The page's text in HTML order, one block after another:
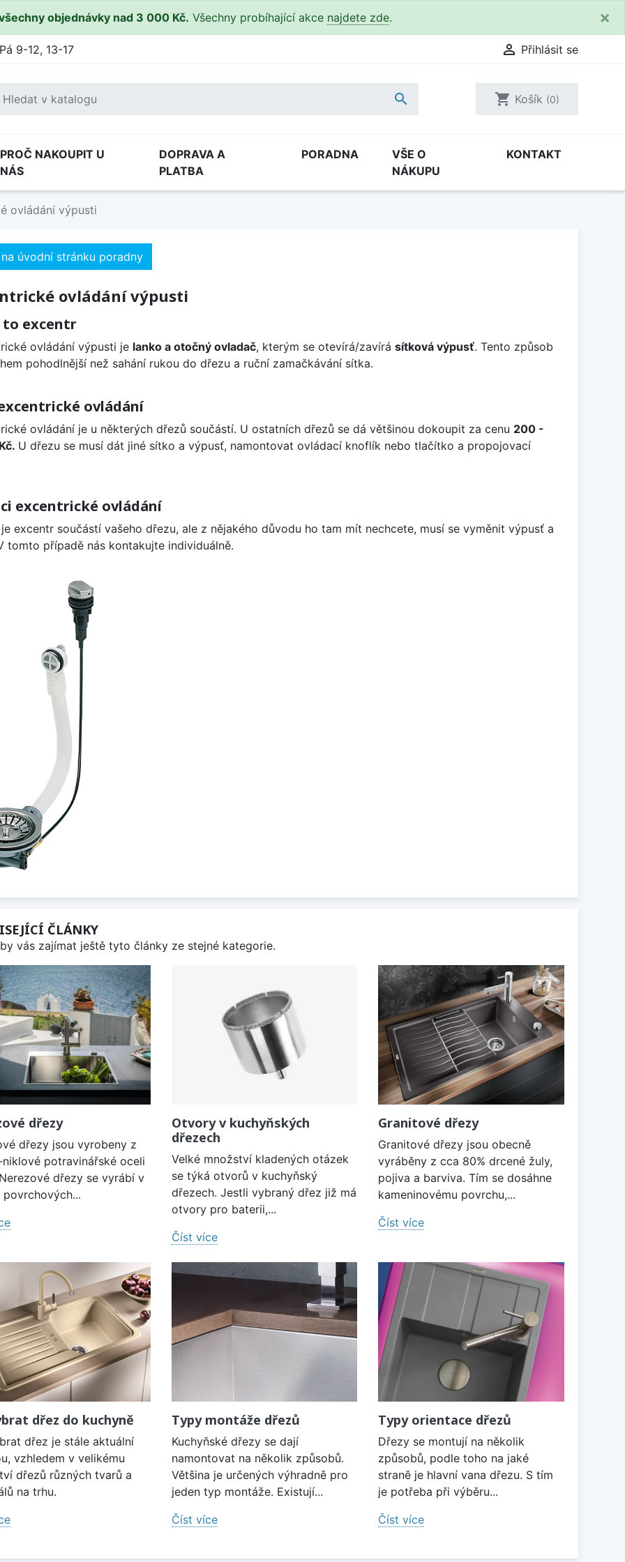
objednávky nad 3 000 Kč. Všechny probíhající akce najdete zde. ×
9-12, 13-17  Přihlásit se
 shopping_cart Košík (0)
PROČ NAKOUPIT U
NÁS
DOPRAVA A
PLATBA
PORADNA
VŠE O
NÁKUPU
KONTAKT
ovládání výpusti
úvodní stránku poradny
ovládání výpusti
to excentr
ovládání výpusti je lanko a otočný ovladač, kterým se otevírá/zavírá sítková výpusť. Tento způsob
pohodlnější než sahání rukou do dřezu a ruční zamačkávání sítka.
ovládání
ovládání je u některých dřezů součástí. U ostatních dřezů se dá většinou dokoupit za cenu 200 -
U dřezu se musí dát jiné sítko a výpusť, namontovat ovládací knoflík nebo tlačítko a propojovací
excentrické ovládání
excentr součástí vašeho dřezu, ale z nějakého důvodu ho tam mít nechcete, musí se vyměnit výpusť a
tomto případě nás kontakujte individuálně.
ČLÁNKY
vás zajímat ještě tyto články ze stejné kategorie.
dřezy
dřezy jsou vyrobeny z
potravinářské oceli
dřezy se vyrábí v
povrchových...
Otvory v kuchyňských
dřezech
Velké množství kladených otázek
se týká otvorů v kuchyňský
dřezech. Jestli vybraný dřez již má
otvory pro baterii,...
Číst více
Granitové dřezy
Granitové dřezy jsou obecně
vyráběny z cca 80% drcené žuly,
pojiva a barviva. Tím se dosáhne
kameninovému povrchu,...
Číst více
dřez do kuchyně
dřez je stále aktuální
vzhledem v velikému
dřezů různých tvarů a
na trhu.
Typy montáže dřezů
Kuchyňské dřezy se dají
namontovat na několik způsobů.
Většina je určených výhradně pro
jeden typ montáže. Existují...
Číst více
Typy orientace dřezů
Dřezy se montují na několik
způsobů, podle toho na jaké
straně je hlavní vana dřezu. S tím
je potřeba při výběru...
Číst více